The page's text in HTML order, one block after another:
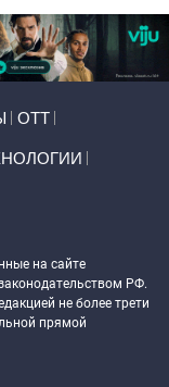
ОТТ
на сайте
РФ.
не более трети
прямой